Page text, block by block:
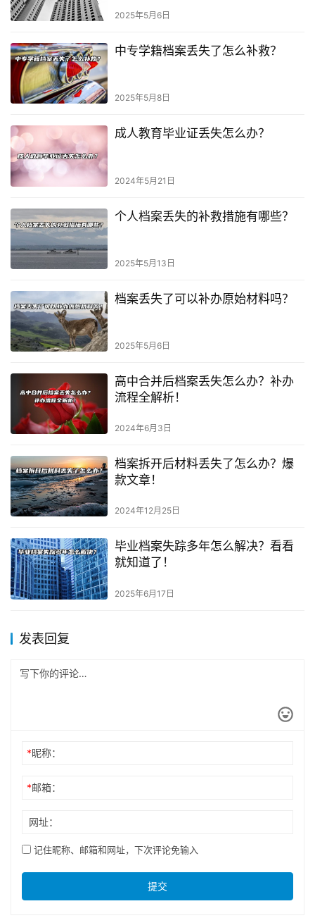
2025年5月6日
中专学籍档案丢失了怎么补救？
2025年5月8日
成人教育毕业证丢失怎么办？
2024年5月21日
个人档案丢失的补救措施有哪些？
2025年5月13日
档案丢失了可以补办原始材料吗？
2025年5月6日
高中合并后档案丢失怎么办？补办
流程全解析！
2024年6月3日
档案拆开后材料丢失了怎么办？爆
款文章！
2024年12月25日
毕业档案失踪多年怎么解决？看看
就知道了！
2025年6月17日
发表回复
*昵称：
*邮箱：
网址：
记住昵称、邮箱和网址，下次评论免输入
提交